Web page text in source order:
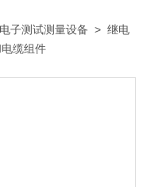
子测试测量设备 >继电
缆组件